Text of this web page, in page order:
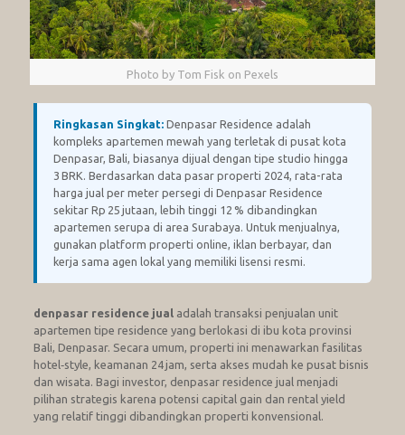
Photo by Tom Fisk on Pexels
Ringkasan Singkat:Denpasar Residence adalah
kompleks apartemen mewah yang terletak di pusat kota
Denpasar, Bali, biasanya dijual dengan tipe studio hingga
3 BRK. Berdasarkan data pasar properti 2024, rata-rata
harga jual per meter persegi di Denpasar Residence
sekitar Rp 25 jutaan, lebih tinggi 12 % dibandingkan
apartemen serupa di area Surabaya. Untuk menjualnya,
gunakan platform properti online, iklan berbayar, dan
kerja sama agen lokal yang memiliki lisensi resmi.
denpasar residence jual adalah transaksi penjualan unit
apartemen tipe residence yang berlokasi di ibu kota provinsi
Bali, Denpasar. Secara umum, properti ini menawarkan fasilitas
hotel‑style, keamanan 24 jam, serta akses mudah ke pusat bisnis
dan wisata. Bagi investor, denpasar residence jual menjadi
pilihan strategis karena potensi capital gain dan rental yield
yang relatif tinggi dibandingkan properti konvensional.